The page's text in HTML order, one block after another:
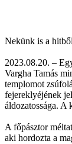
Nekünk is a
2023.08.20. –
Vargha Tamás
templomot
fejereklyéjének
áldozatossága. A
A főpásztor
aki hordozta a